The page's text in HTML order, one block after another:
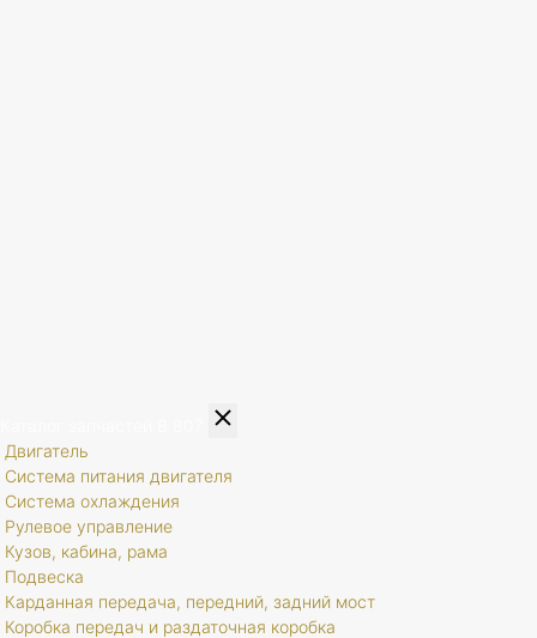
Двигатель
Система питания двигателя
Система охлаждения
Рулевое управление
Кузов, кабина, рама
Подвеска
Карданная передача, передний, задний мост
Коробка передач и раздаточная коробка